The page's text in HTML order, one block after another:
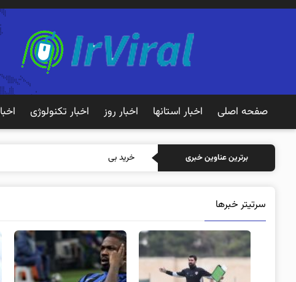
صفحه اصلی اخبار استانها اخبار روز اخبار تکنولوژی
برترین عناوین خبری خرید بیمه: سنتی یا آنلاین
سرتیتر خبرها